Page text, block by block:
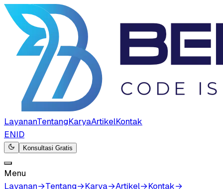
LayananTentangKaryaArtikelKontak
ENID
Konsultasi Gratis
Menu
Layanan→Tentang→Karya→Artikel→Kontak→